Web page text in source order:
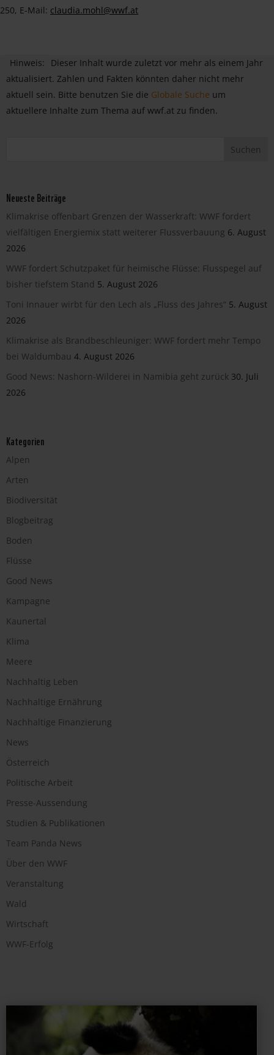
250, E-Mail: claudia.mohl@wwf.at
Hinweis:
Dieser Inhalt wurde zuletzt vor mehr als einem Jahr
aktualisiert. Zahlen und Fakten könnten daher nicht mehr
aktuell sein. Bitte benutzen Sie die Globale Suche um
aktuellere Inhalte zum Thema auf wwf.at zu finden.
Neueste Beiträge
Klimakrise offenbart Grenzen der Wasserkraft: WWF fordert
vielfältigen Energiemix statt weiterer Flussverbauung 6. August
2026
WWF fordert Schutzpaket für heimische Flüsse: Flusspegel auf
bisher tiefstem Stand 5. August 2026
Toni Innauer wirbt für den Lech als „Fluss des Jahres“ 5. August
2026
Klimakrise als Brandbeschleuniger: WWF fordert mehr Tempo
bei Waldumbau 4. August 2026
Good News: Nashorn-Wilderei in Namibia geht zurück 30. Juli
2026
Kategorien
Alpen
Arten
Biodiversität
Blogbeitrag
Boden
Flüsse
Good News
Kampagne
Kaunertal
Klima
Meere
Nachhaltig Leben
Nachhaltige Ernährung
Nachhaltige Finanzierung
News
Österreich
Politische Arbeit
Presse-Aussendung
Studien & Publikationen
Team Panda News
Über den WWF
Veranstaltung
Wald
Wirtschaft
WWF-Erfolg